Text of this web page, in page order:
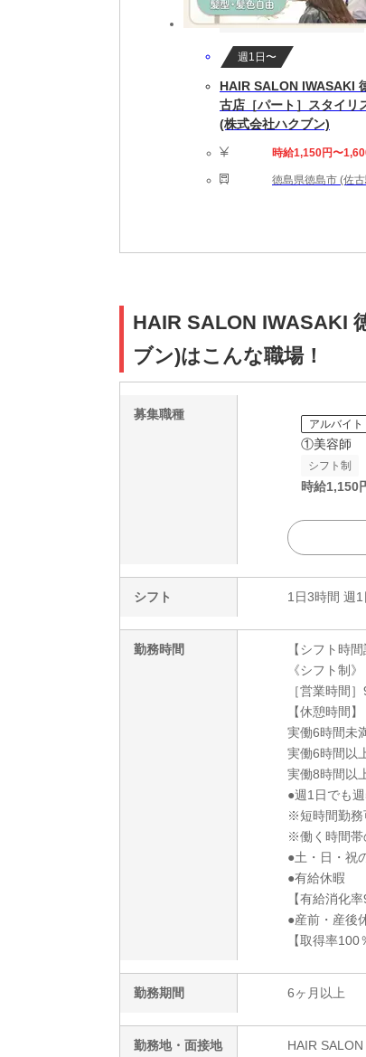
週1日〜
HAIR SALON IWASAKI
古店［パート］スタイリ
(株式会社ハクブン)
時給1,150円〜
徳島県徳島市 (佐
HAIR SALON IWASAKI
ブン)はこんな職場！
募集職種
アルバイト
①美容師
シフト制
時給1,150
シフト 1日3時間 週
勤務時間
【シフト時間
《シフト制》
［営業時間
【休憩時間】
実働6時間未
実働6時間以
実働8時間以
●週1日でも
※短時間勤務
※働く時間帯
●土・日・祝
●有給休暇
【有給消化率
●産前・産後
【取得率100
勤務期間 6ヶ月以上
勤務地・面接地 HAIR